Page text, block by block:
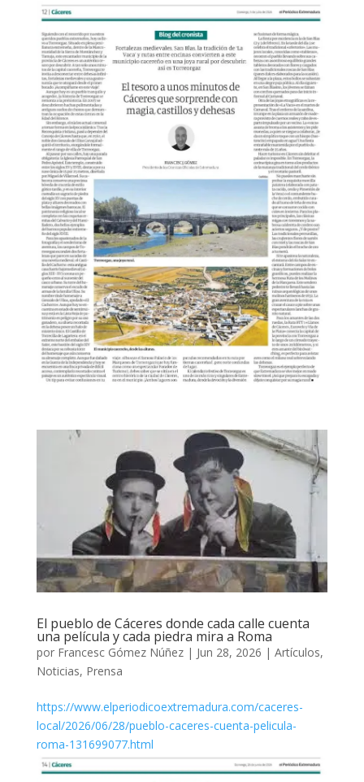
El pueblo de Cáceres donde cada calle cuenta
una película y cada piedra mira a Roma
por Francesc Gómez Núñez| Jun 28, 2026 | Artículos,
Noticias, Prensa
https://www.elperiodicoextremadura.com/caceres-
local/2026/06/28/pueblo-caceres-cuenta-pelicula-
roma-131699077.html